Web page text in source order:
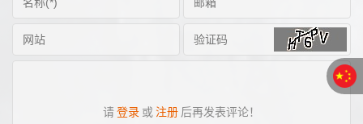
请登录 或 注册 后再发表评论！